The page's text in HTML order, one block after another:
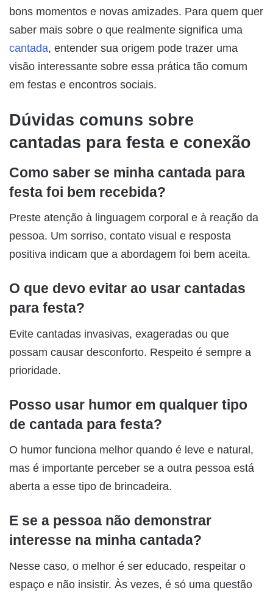
bons momentos e novas amizades. Para quem quer
saber mais sobre o que realmente significa uma
cantada, entender sua origem pode trazer uma
visão interessante sobre essa prática tão comum
em festas e encontros sociais.
Dúvidas comuns sobre
cantadas para festa e conexão
Como saber se minha cantada para
festa foi bem recebida?
Preste atenção à linguagem corporal e à reação da
pessoa. Um sorriso, contato visual e resposta
positiva indicam que a abordagem foi bem aceita.
O que devo evitar ao usar cantadas
para festa?
Evite cantadas invasivas, exageradas ou que
possam causar desconforto. Respeito é sempre a
prioridade.
Posso usar humor em qualquer tipo
de cantada para festa?
O humor funciona melhor quando é leve e natural,
mas é importante perceber se a outra pessoa está
aberta a esse tipo de brincadeira.
E se a pessoa não demonstrar
interesse na minha cantada?
Nesse caso, o melhor é ser educado, respeitar o
espaço e não insistir. Às vezes, é só uma questão